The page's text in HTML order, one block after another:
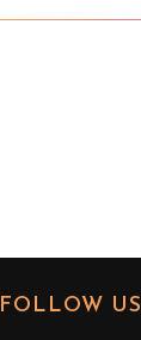
FOLLOW US